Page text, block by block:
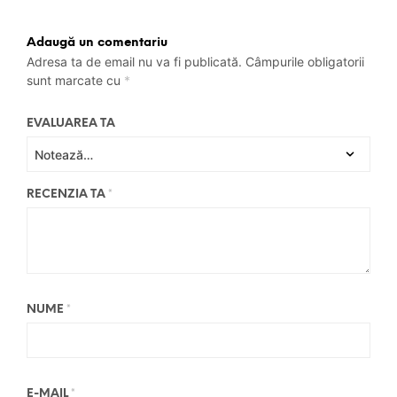
Adaugă un comentariu
Adresa ta de email nu va fi publicată. Câmpurile obligatorii
sunt marcate cu *
EVALUAREA TA
RECENZIA TA *
NUME *
E-MAIL *